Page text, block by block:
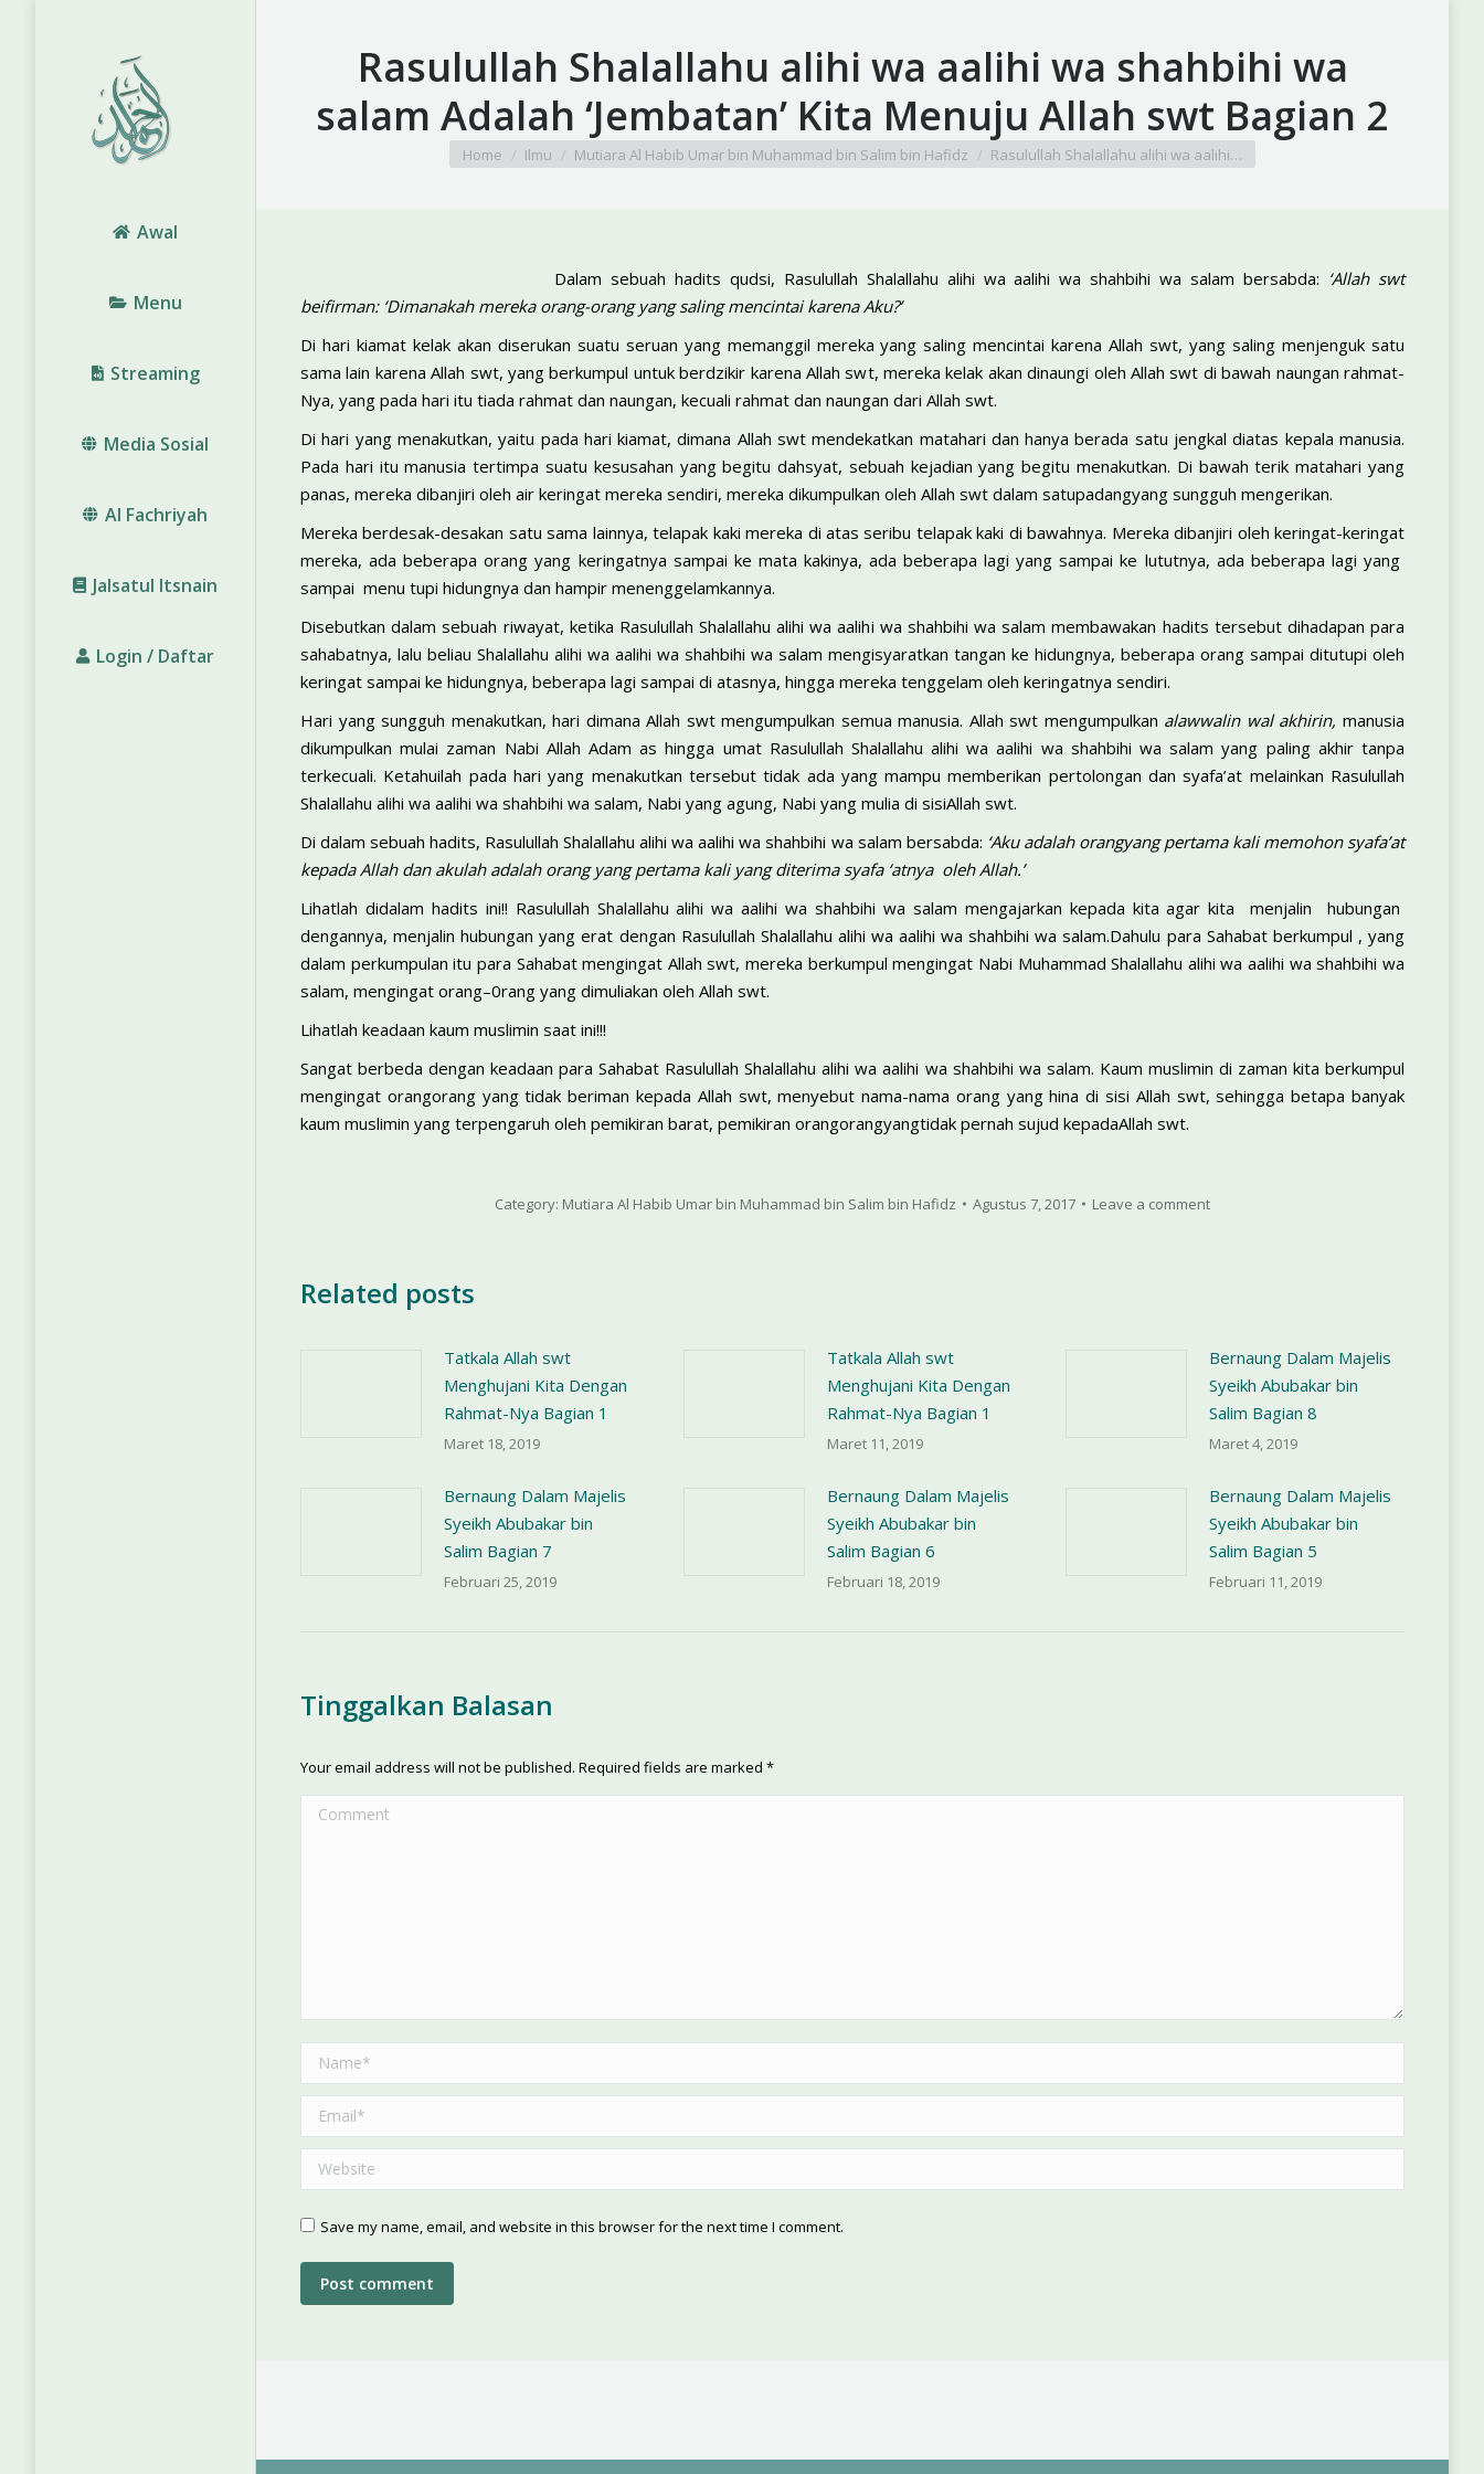
Awal
Menu
Streaming
Media Sosial
Al Fachriyah
Jalsatul Itsnain
Login / Daftar
Rasulullah Shalallahu alihi wa aalihi wa shahbihi wa
salam Adalah ‘Jembatan’ Kita Menuju Allah swt Bagian 2
You are here:
Home Ilmu Mutiara Al Habib Umar bin Muhammad bin Salim bin Hafidz Rasulullah Shalallahu alihi wa aalihi…
Dalam sebuah hadits qudsi, Rasulullah Shalallahu alihi wa aalihi wa shahbihi wa salam bersabda: ‘Allah swt
beifirman: ‘Dimanakah mereka orang-orang yang saling mencintai karena Aku?’
Di hari kiamat kelak akan diserukan suatu seruan yang memanggil mereka yang saling mencintai karena Allah swt, yang saling menjenguk satu
sama lain karena Allah swt, yang berkumpul untuk berdzikir karena Allah swt, mereka kelak akan dinaungi oleh Allah swt di bawah naungan rahmat-
Nya, yang pada hari itu tiada rahmat dan naungan, kecuali rahmat dan naungan dari Allah swt.
Di hari yang menakutkan, yaitu pada hari kiamat, dimana Allah swt mendekatkan matahari dan hanya berada satu jengkal diatas kepala manusia.
Pada hari itu manusia tertimpa suatu kesusahan yang begitu dahsyat, sebuah kejadian yang begitu menakutkan. Di bawah terik matahari yang
panas, mereka dibanjiri oleh air keringat mereka sendiri, mereka dikumpulkan oleh Allah swt dalam satupadangyang sungguh mengerikan.
Mereka berdesak-desakan satu sama lainnya, telapak kaki mereka di atas seribu telapak kaki di bawahnya. Mereka dibanjiri oleh keringat-keringat
mereka, ada beberapa orang yang keringatnya sampai ke mata kakinya, ada beberapa lagi yang sampai ke lututnya, ada beberapa lagi yang
sampai menu tupi hidungnya dan hampir menenggelamkannya.
Disebutkan dalam sebuah riwayat, ketika Rasulullah Shalallahu alihi wa aalihi wa shahbihi wa salam membawakan hadits tersebut dihadapan para
sahabatnya, lalu beliau Shalallahu alihi wa aalihi wa shahbihi wa salam mengisyaratkan tangan ke hidungnya, beberapa orang sampai ditutupi oleh
keringat sampai ke hidungnya, beberapa lagi sampai di atasnya, hingga mereka tenggelam oleh keringatnya sendiri.
Hari yang sungguh menakutkan, hari dimana Allah swt mengumpulkan semua manusia. Allah swt mengumpulkan al­awwalin wal akhirin,manusia
dikumpulkan mulai zaman Nabi Allah Adam as hingga umat Rasulullah Shalallahu alihi wa aalihi wa shahbihi wa salam yang paling akhir tanpa
terkecuali. Ketahuilah pada hari yang menakutkan tersebut tidak ada yang mampu memberikan pertolongan dan syafa’at melainkan Rasulullah
Shalallahu alihi wa aalihi wa shahbihi wa salam, Nabi yang agung, Nabi yang mulia di sisiAllah swt.
Di dalam sebuah hadits, Rasulullah Shalallahu alihi wa aalihi wa shahbihi wa salam bersabda: ‘Aku adalah orangyang pertama kali memohon syafa’at
kepada Allah dan akulah adalah orang yang pertama kali yang diterima syafa ‘atnya oleh Allah.’
Lihatlah didalam hadits ini!! Rasulullah Shalallahu alihi wa aalihi wa shahbihi wa salam mengajarkan kepada kita agar kita menjalin hubungan
dengannya, menjalin hubungan yang erat dengan Rasulullah Shalallahu alihi wa aalihi wa shahbihi wa salam.Dahulu para Sahabat berkumpul , yang
dalam perkumpulan itu para Sahabat mengingat Allah swt, mereka berkumpul mengingat Nabi Muhammad Shalallahu alihi wa aalihi wa shahbihi wa
salam, mengingat orang–0rang yang dimuliakan oleh Allah swt.
Lihatlah keadaan kaum muslimin saat ini!!!
Sangat berbeda dengan keadaan para Sahabat Rasulullah Shalallahu alihi wa aalihi wa shahbihi wa salam. Kaum muslimin di zaman kita berkumpul
mengingat orang­orang yang tidak beriman kepada Allah swt, menyebut nama-nama orang yang hina di sisi Allah swt, sehingga betapa banyak
kaum muslimin yang terpengaruh oleh pemikiran barat, pemikiran orang­orangyangtidak pernah sujud kepadaAllah swt.
Category: Mutiara Al Habib Umar bin Muhammad bin Salim bin Hafidz Agustus 7, 2017 Leave a comment
Related posts
Tatkala Allah swt
Menghujani Kita Dengan
Rahmat-Nya Bagian 1
Maret 18, 2019
Tatkala Allah swt
Menghujani Kita Dengan
Rahmat-Nya Bagian 1
Maret 11, 2019
Bernaung Dalam Majelis
Syeikh Abubakar bin
Salim Bagian 8
Maret 4, 2019
Bernaung Dalam Majelis
Syeikh Abubakar bin
Salim Bagian 7
Februari 25, 2019
Bernaung Dalam Majelis
Syeikh Abubakar bin
Salim Bagian 6
Februari 18, 2019
Bernaung Dalam Majelis
Syeikh Abubakar bin
Salim Bagian 5
Februari 11, 2019
Tinggalkan Balasan
Your email address will not be published. Required fields are marked *
Comment
Name *
Email *
Website
Save my name, email, and website in this browser for the next time I comment.
Post comment